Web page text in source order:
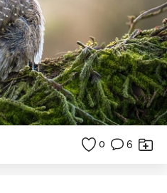
0 6